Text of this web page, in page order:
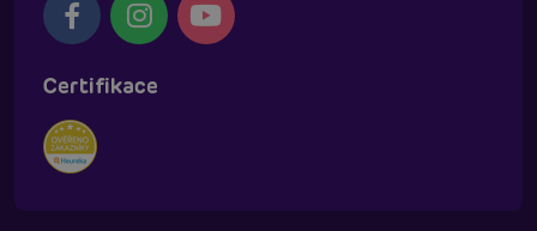
Certifikace